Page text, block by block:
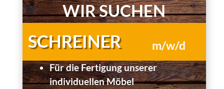
WIR SUCHEN
SCHREINER m/w/d
Für die Fertigung unserer
individuellen Möbel